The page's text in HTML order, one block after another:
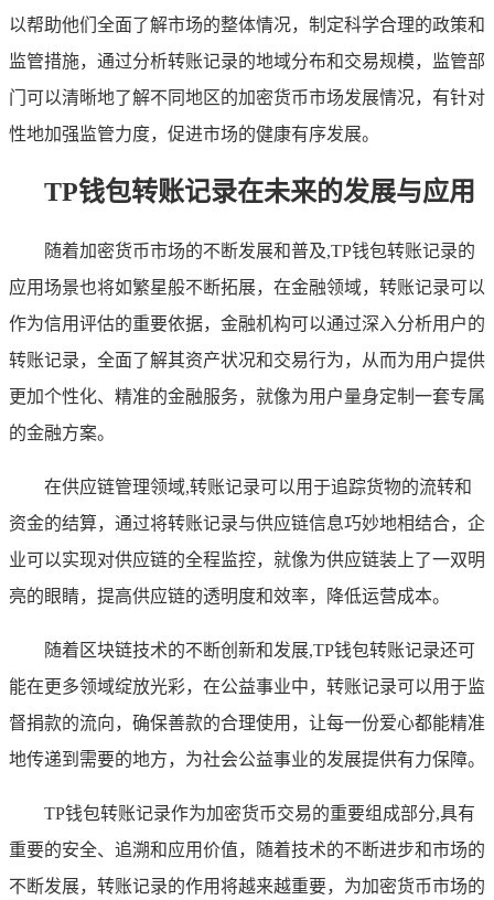
以帮助他们全面了解市场的整体情况，制定科学合理的政策和
监管措施，通过分析转账记录的地域分布和交易规模，监管部
门可以清晰地了解不同地区的加密货币市场发展情况，有针对
性地加强监管力度，促进市场的健康有序发展。
TP钱包转账记录在未来的发展与应用
随着加密货币市场的不断发展和普及,TP钱包转账记录的
应用场景也将如繁星般不断拓展，在金融领域，转账记录可以
作为信用评估的重要依据，金融机构可以通过深入分析用户的
转账记录，全面了解其资产状况和交易行为，从而为用户提供
更加个性化、精准的金融服务，就像为用户量身定制一套专属
的金融方案。
在供应链管理领域,转账记录可以用于追踪货物的流转和
资金的结算，通过将转账记录与供应链信息巧妙地相结合，企
业可以实现对供应链的全程监控，就像为供应链装上了一双明
亮的眼睛，提高供应链的透明度和效率，降低运营成本。
随着区块链技术的不断创新和发展,TP钱包转账记录还可
能在更多领域绽放光彩，在公益事业中，转账记录可以用于监
督捐款的流向，确保善款的合理使用，让每一份爱心都能精准
地传递到需要的地方，为社会公益事业的发展提供有力保障。
TP钱包转账记录作为加密货币交易的重要组成部分,具有
重要的安全、追溯和应用价值，随着技术的不断进步和市场的
不断发展，转账记录的作用将越来越重要，为加密货币市场的